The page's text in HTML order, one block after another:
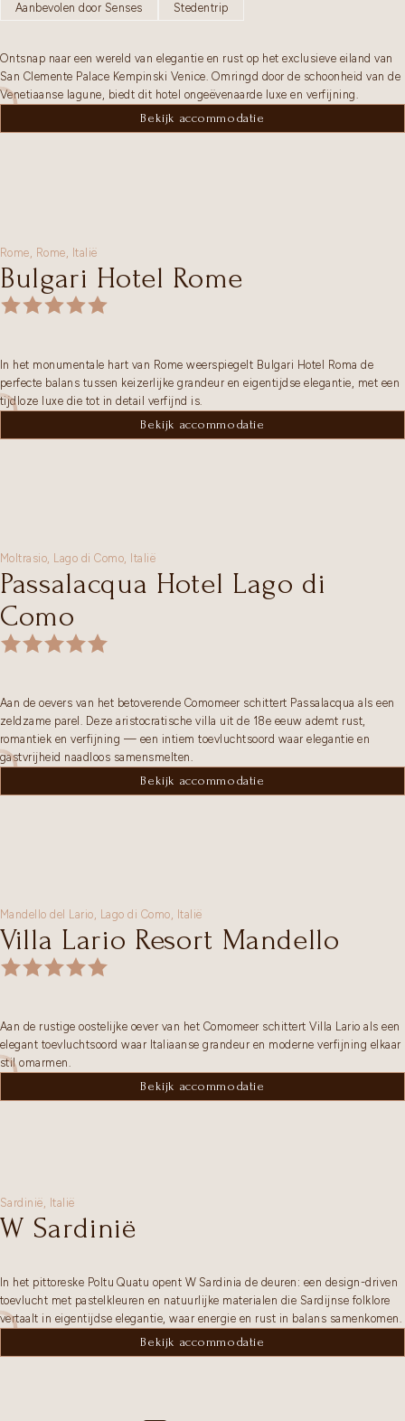
Aanbevolen door Senses Stedentrip
Ontsnap naar een wereld van elegantie en rust op het exclusieve eiland van
San Clemente Palace Kempinski Venice. Omringd door de schoonheid van de
Venetiaanse lagune, biedt dit hotel ongeëvenaarde luxe en verfijning.
Bekijk accommodatie
Rome, Rome Italië
Bulgari Hotel Rome
In het monumentale hart van Rome weerspiegelt Bulgari Hotel Roma de
perfecte balans tussen keizerlijke grandeur en eigentijdse elegantie, met een
tijdloze luxe die tot in detail verfijnd is.
Bekijk accommodatie
Moltrasio, Lago di Como Italië
Passalacqua Hotel Lago di
Como
Aan de oevers van het betoverende Comomeer schittert Passalacqua als een
zeldzame parel. Deze aristocratische villa uit de 18e eeuw ademt rust,
romantiek en verfijning — een intiem toevluchtsoord waar elegantie en
gastvrijheid naadloos samensmelten.
Bekijk accommodatie
Mandello del Lario, Lago di Como, Italië
Villa Lario Resort Mandello
Aan de rustige oostelijke oever van het Comomeer schittert Villa Lario als een
elegant toevluchtsoord waar Italiaanse grandeur en moderne verfijning elkaar
stil omarmen.
Bekijk accommodatie
Sardinië Italië
W Sardinië
In het pittoreske Poltu Quatu opent W Sardinia de deuren: een design-driven
toevlucht met pastelkleuren en natuurlijke materialen die Sardijnse folklore
vertaalt in eigentijdse elegantie, waar energie en rust in balans samenkomen.
Bekijk accommodatie